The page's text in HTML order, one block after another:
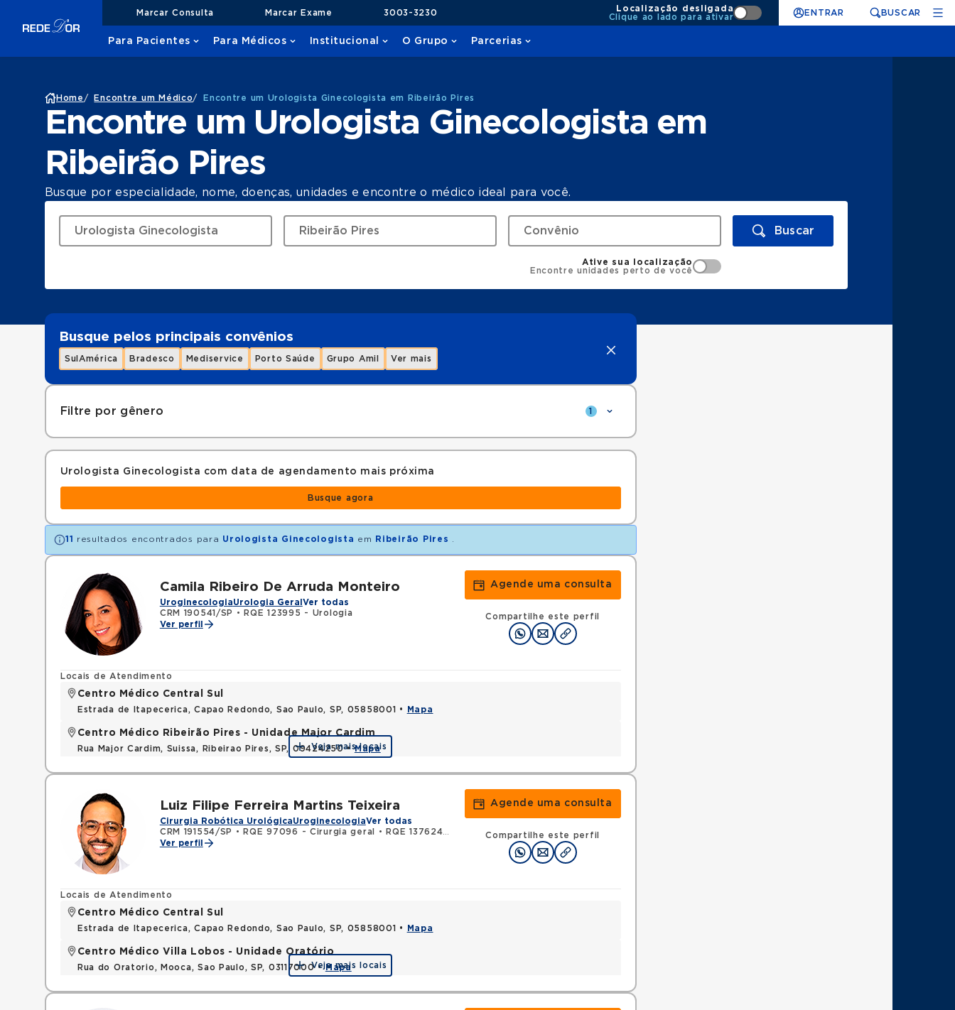
Marcar Consulta Marcar Exame 3003-3230
Localização desligada
Clique ao lado para ativar
ENTRAR BUSCAR
Para Pacientes Para Médicos Institucional O Grupo Parcerias
Home / Encontre um Médico/ Encontre um Urologista Ginecologista em Ribeirão Pires
Encontre um Urologista Ginecologista em
Ribeirão Pires
Busque por especialidade, nome, doenças, unidades e encontre o médico ideal para você.
Buscar
Ative sua localização
Encontre unidades perto de você
Busque pelos principais convênios
SulAmérica Bradesco Mediservice Porto Saúde Grupo Amil Ver mais
Filtre por gênero 1
Urologista Ginecologista com data de agendamento mais próxima
Busque agora
11 resultados encontrados para Urologista Ginecologista em Ribeirão Pires
Camila Ribeiro De Arruda Monteiro
UroginecologiaUrologia Geral Ver todas
CRM 190541/SP
•
RQE 123995 - Urologia
Ver perfil
Agende uma consulta
Compartilhe este perfil
Locais de Atendimento
Centro Médico Central Sul
Estrada de Itapecerica, Capao Redondo, Sao Paulo, SP, 05858001 • Mapa
Centro Médico Ribeirão Pires - Unidade Major Cardim
Rua Major Cardim, Suissa, Ribeirao Pires, SP, 09424250 •Mapa
Veja mais locais
Luiz Filipe Ferreira Martins Teixeira
Cirurgia Robótica UrológicaUroginecologiaVer todas
CRM 191554/SP
• RQE 97096 - Cirurgia geral •
RQE 137624 - Urologia
Ver perfil
Agende uma consulta
Compartilhe este perfil
Locais de Atendimento
Centro Médico Central Sul
Estrada de Itapecerica, Capao Redondo, Sao Paulo, SP, 05858001 • Mapa
Centro Médico Villa Lobos - Unidade Oratório
Rua do Oratorio, Mooca, Sao Paulo, SP, 03117000 •Mapa
Veja mais locais